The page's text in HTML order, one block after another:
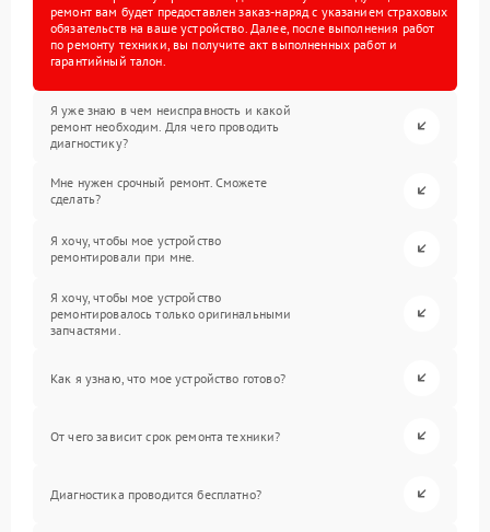
ремонт вам будет предоставлен заказ-наряд с указанием страховых
обязательств на ваше устройство. Далее, после выполнения работ
по ремонту техники, вы получите акт выполненных работ и
гарантийный талон.
Я уже знаю в чем неисправность и какой
ремонт необходим. Для чего проводить
диагностику?
Мне нужен срочный ремонт. Сможете
сделать?
Я хочу, чтобы мое устройство
ремонтировали при мне.
Я хочу, чтобы мое устройство
ремонтировалось только оригинальными
запчастями.
Как я узнаю, что мое устройство готово?
От чего зависит срок ремонта техники?
Диагностика проводится бесплатно?